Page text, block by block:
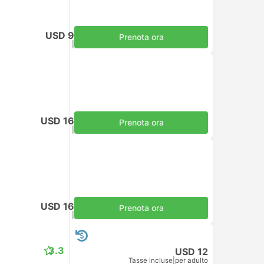
USD 9 Prenota ora
USD 16 Prenota ora
USD 16 Prenota ora
3.3 USD 12
Tasse incluse per adulto